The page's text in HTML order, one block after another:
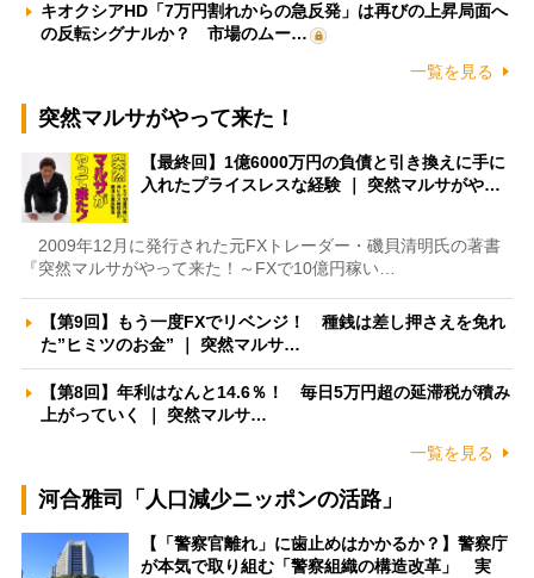
キオクシアHD「7万円割れからの急反発」は再びの上昇局面へ
の反転シグナルか？ 市場のムー…
一覧を見る
突然マルサがやって来た！
【最終回】1億6000万円の負債と引き換えに手に
入れたプライスレスな経験 ｜ 突然マルサがや…
2009年12月に発行された元FXトレーダー・磯貝清明氏の著書
『突然マルサがやって来た！～FXで10億円稼い…
【第9回】もう一度FXでリベンジ！ 種銭は差し押さえを免れ
た”ヒミツのお金” ｜ 突然マルサ…
【第8回】年利はなんと14.6％！ 毎日5万円超の延滞税が積み
上がっていく ｜ 突然マルサ…
一覧を見る
河合雅司「人口減少ニッポンの活路」
【「警察官離れ」に歯止めはかかるか？】警察庁
が本気で取り組む「警察組織の構造改革」 実